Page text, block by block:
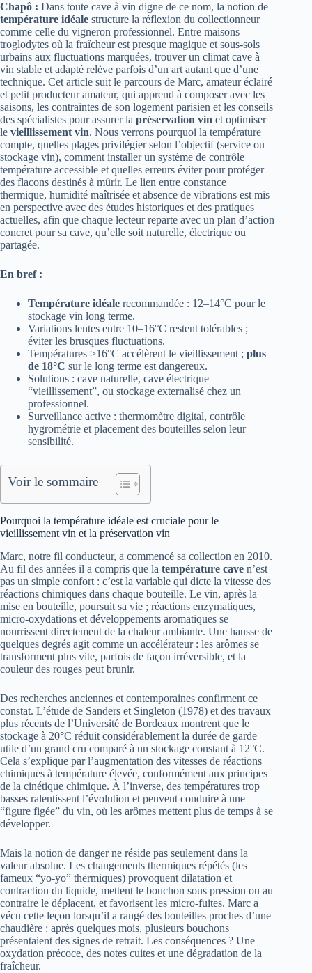
Chapô : Dans toute cave à vin digne de ce nom, la notion de
température idéale structure la réflexion du collectionneur
comme celle du vigneron professionnel. Entre maisons
troglodytes où la fraîcheur est presque magique et sous-sols
urbains aux fluctuations marquées, trouver un climat cave à
vin stable et adapté relève parfois d’un art autant que d’une
technique. Cet article suit le parcours de Marc, amateur éclairé
et petit producteur amateur, qui apprend à composer avec les
saisons, les contraintes de son logement parisien et les conseils
des spécialistes pour assurer la préservation vin et optimiser
le vieillissement vin. Nous verrons pourquoi la température
compte, quelles plages privilégier selon l’objectif (service ou
stockage vin), comment installer un système de contrôle
température accessible et quelles erreurs éviter pour protéger
des flacons destinés à mûrir. Le lien entre constance
thermique, humidité maîtrisée et absence de vibrations est mis
en perspective avec des études historiques et des pratiques
actuelles, afin que chaque lecteur reparte avec un plan d’action
concret pour sa cave, qu’elle soit naturelle, électrique ou
partagée.
En bref :
Température idéale recommandée : 12–14°C pour le
stockage vin long terme.
Variations lentes entre 10–16°C restent tolérables ;
éviter les brusques fluctuations.
Températures >16°C accélèrent le vieillissement ; plus
de 18°C sur le long terme est dangereux.
Solutions : cave naturelle, cave électrique
“vieillissement”, ou stockage externalisé chez un
professionnel.
Surveillance active : thermomètre digital, contrôle
hygrométrie et placement des bouteilles selon leur
sensibilité.
Voir le sommaire
Pourquoi la température idéale est cruciale pour le
vieillissement vin et la préservation vin
Marc, notre fil conducteur, a commencé sa collection en 2010.
Au fil des années il a compris que la température cave n’est
pas un simple confort : c’est la variable qui dicte la vitesse des
réactions chimiques dans chaque bouteille. Le vin, après la
mise en bouteille, poursuit sa vie ; réactions enzymatiques,
micro-oxydations et développements aromatiques se
nourrissent directement de la chaleur ambiante. Une hausse de
quelques degrés agit comme un accélérateur : les arômes se
transforment plus vite, parfois de façon irréversible, et la
couleur des rouges peut brunir.
Des recherches anciennes et contemporaines confirment ce
constat. L’étude de Sanders et Singleton (1978) et des travaux
plus récents de l’Université de Bordeaux montrent que le
stockage à 20°C réduit considérablement la durée de garde
utile d’un grand cru comparé à un stockage constant à 12°C.
Cela s’explique par l’augmentation des vitesses de réactions
chimiques à température élevée, conformément aux principes
de la cinétique chimique. À l’inverse, des températures trop
basses ralentissent l’évolution et peuvent conduire à une
“figure figée” du vin, où les arômes mettent plus de temps à se
développer.
Mais la notion de danger ne réside pas seulement dans la
valeur absolue. Les changements thermiques répétés (les
fameux “yo-yo” thermiques) provoquent dilatation et
contraction du liquide, mettent le bouchon sous pression ou au
contraire le déplacent, et favorisent les micro-fuites. Marc a
vécu cette leçon lorsqu’il a rangé des bouteilles proches d’une
chaudière : après quelques mois, plusieurs bouchons
présentaient des signes de retrait. Les conséquences ? Une
oxydation précoce, des notes cuites et une dégradation de la
fraîcheur.